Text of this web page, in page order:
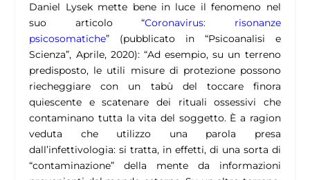
Daniel Lysek mette bene in luce il fenomeno nel
suo articolo “Coronavirus: risonanze
psicosomatiche” (pubblicato in “Psicoanalisi e
Scienza”, Aprile, 2020): “Ad esempio, su un terreno
predisposto, le utili misure di protezione possono
riecheggiare con un tabù del toccare finora
quiescente e scatenare dei rituali ossessivi che
contaminano tutta la vita del soggetto. È a ragion
veduta che utilizzo una parola presa
dall’infettivologia: si tratta, in effetti, di una sorta di
“contaminazione” della mente da informazioni